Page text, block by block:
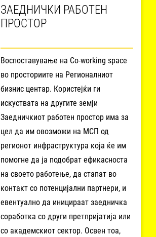
ЗАЕДНИЧКИ РАБОТЕН
ПРОСТОР
Воспоставување на Co-working space
во просториите на Регионалниот
бизнис центар. Користејќи ги
искуствата на другите земји
Заедничкиот работен простор има за
цел да им овозможи на МСП од
регионот инфраструктура која ќе им
помогне да ја подобрат ефикасноста
на своето работење, да стапат во
контакт со потенцијални партнери, и
евентуално да иницираат заедничка
соработка со други претпријатија или
со академскиот сектор. Освен тоа,